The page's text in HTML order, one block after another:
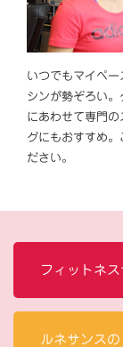
いつでもマイペ
シンが勢ぞろい
にあわせて専門
グにもおすすめ
ださい。
フィットネ
ルネサンス